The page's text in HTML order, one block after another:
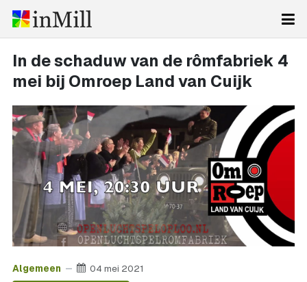
In de schaduw van de rômfabriek 4
mei bij Omroep Land van Cuijk
Algemeen 04 mei 2021